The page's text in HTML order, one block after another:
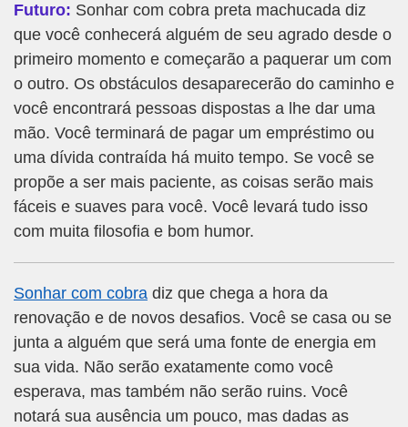
Futuro: Sonhar com cobra preta machucada diz
que você conhecerá alguém de seu agrado desde o
primeiro momento e começarão a paquerar um com
o outro. Os obstáculos desaparecerão do caminho e
você encontrará pessoas dispostas a lhe dar uma
mão. Você terminará de pagar um empréstimo ou
uma dívida contraída há muito tempo. Se você se
propõe a ser mais paciente, as coisas serão mais
fáceis e suaves para você. Você levará tudo isso
com muita filosofia e bom humor.
Sonhar com cobra diz que chega a hora da
renovação e de novos desafios. Você se casa ou se
junta a alguém que será uma fonte de energia em
sua vida. Não serão exatamente como você
esperava, mas também não serão ruins. Você
notará sua ausência um pouco, mas dadas as